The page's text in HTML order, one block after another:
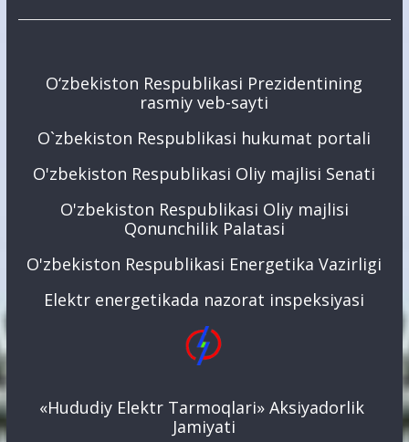
O‘zbekiston Respublikasi Prezidentining
rasmiy veb-sayti
O`zbekiston Respublikasi hukumat portali
O'zbekiston Respublikasi Oliy majlisi Senati
O'zbekiston Respublikasi Oliy majlisi
Qonunchilik Palatasi
O'zbekiston Respublikasi Energetika Vazirligi
Elektr energetikada nazorat inspeksiyasi
«Hududiy Elektr Tarmoqlari» Aksiyadorlik
Jamiyati